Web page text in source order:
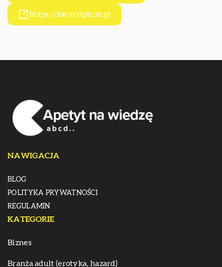
https://bk-scriptum.pl
NAWIGACJA
BLOG
POLITYKA PRYWATNOŚCI
REGULAMIN
KATEGORIE
Biznes
Branża adult (erotyka, hazard)